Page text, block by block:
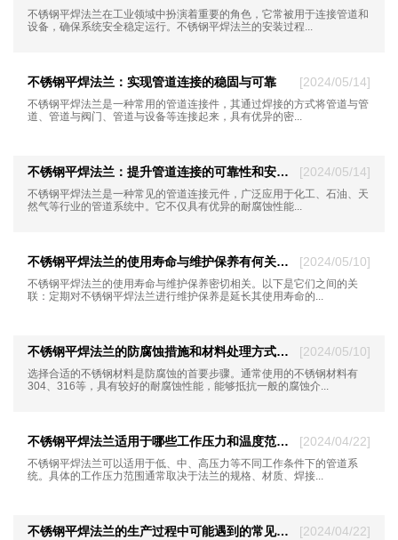
不锈钢平焊法兰在工业领域中扮演着重要的角色，它常被用于连接管道和
设备，确保系统安全稳定运行。不锈钢平焊法兰的安装过程...
不锈钢平焊法兰：实现管道连接的稳固与可靠 [2024/05/14]
​不锈钢平焊法兰是一种常用的管道连接件，其通过焊接的方式将管道与管
道、管道与阀门、管道与设备等连接起来，具有优异的密...
不锈钢平焊法兰：提升管道连接的可靠性和安全性 [2024/05/14]
​不锈钢平焊法兰是一种常见的管道连接元件，广泛应用于化工、石油、天
然气等行业的管道系统中。它不仅具有优异的耐腐蚀性能...
不锈钢平焊法兰的使用寿命与维护保养有何关联？ [2024/05/10]
不锈钢平焊法兰的使用寿命与维护保养密切相关。以下是它们之间的关
联：定期对不锈钢平焊法兰进行维护保养是延长其使用寿命的...
不锈钢平焊法兰的防腐蚀措施和材料处理方式有哪些？ [2024/05/10]
选择合适的不锈钢材料是防腐蚀的首要步骤。通常使用的不锈钢材料有
304、316等，具有较好的耐腐蚀性能，能够抵抗一般的腐蚀介...
不锈钢平焊法兰适用于哪些工作压力和温度范围，以及表面处理方法 [2024/04/22]
不锈钢平焊法兰可以适用于低、中、高压力等不同工作条件下的管道系
统。具体的工作压力范围通常取决于法兰的规格、材质、焊接...
不锈钢平焊法兰的生产过程中可能遇到的常见缺陷有哪些？ [2024/04/22]